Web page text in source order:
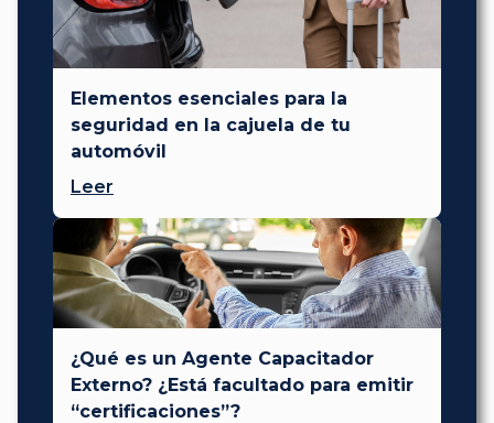
Elementos esenciales para la
seguridad en la cajuela de tu
automóvil
Leer
¿Qué es un Agente Capacitador
Externo? ¿Está facultado para emitir
“certificaciones”?